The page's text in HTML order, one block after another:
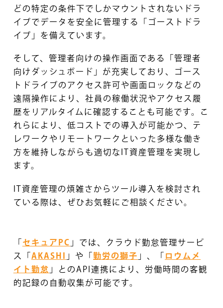
どの特定の条件下でしかマウントされないドラ
イブでデータを安全に管理する「ゴーストドラ
イブ」を備えています。
そして、管理者向けの操作画面である「管理者
向けダッシュボード」が充実しており、ゴース
トドライブのアクセス許可や画面ロックなどの
遠隔操作により、社員の稼働状況やアクセス履
歴をリアルタイムに確認することも可能です。こ
れらにより、低コストでの導入が可能かつ、テ
レワークやリモートワークといった多様な働き
方を維持しながらも適切なIT資産管理を実現し
ます。
IT資産管理の煩雑さからツール導入を検討され
ている際は、ぜひお気軽にご相談ください。
セキュアPC 」では、クラウド勤怠管理サービ
ス「 AKASHI 」や「 勤労の獅子 」、「
ロウムメ
イト勤怠 」とのAPI連携により、労働時間の客観
的記録の自動収集が可能です。